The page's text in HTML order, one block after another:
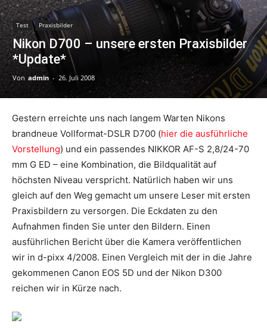
Test Praxisbilder
Nikon D700 – unsere ersten Praxisbilder
*Update*
Von admin - 26. Juli 2008
Gestern erreichte uns nach langem Warten Nikons
brandneue Vollformat-DSLR D700 (hier die ausführliche
Vorstellung) und ein passendes NIKKOR AF-S 2,8/24-70
mm G ED – eine Kombination, die Bildqualität auf
höchsten Niveau verspricht. Natürlich haben wir uns
gleich auf den Weg gemacht um unsere Leser mit ersten
Praxisbildern zu versorgen. Die Eckdaten zu den
Aufnahmen finden Sie unter den Bildern. Einen
ausführlichen Bericht über die Kamera veröffentlichen
wir in d-pixx 4/2008. Einen Vergleich mit der in die Jahre
gekommenen Canon EOS 5D und der Nikon D300
reichen wir in Kürze nach.